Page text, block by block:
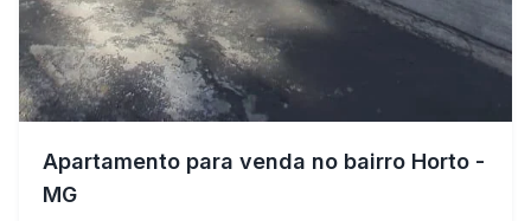
Apartamento para venda no bairro Horto -
MG